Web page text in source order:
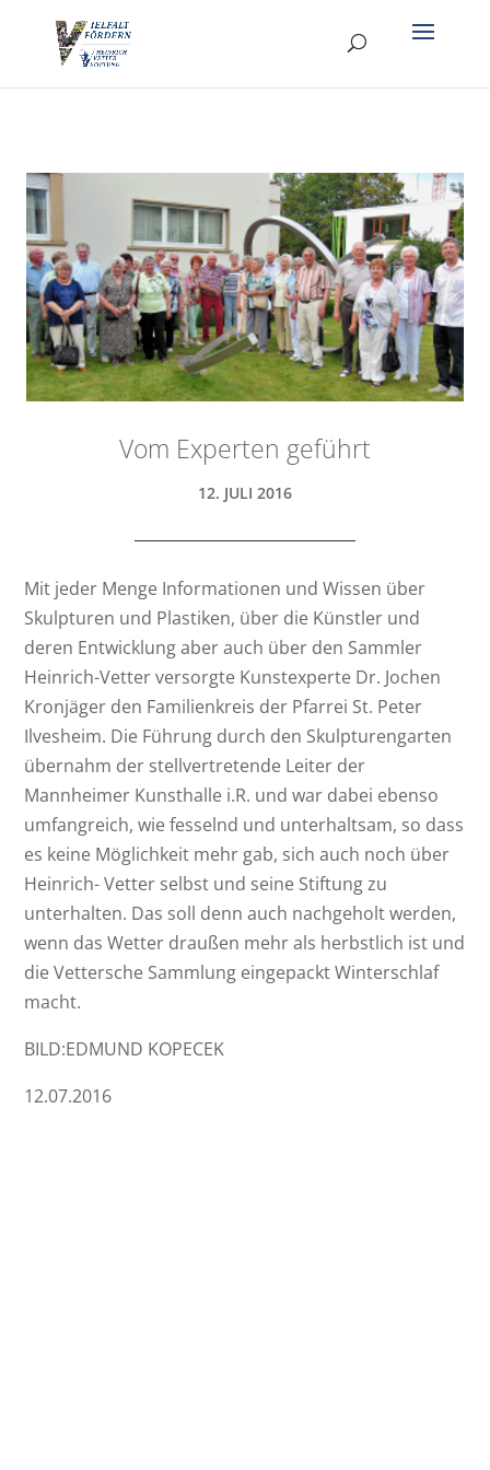
Vom Experten geführt
12. JULI 2016
Mit jeder Menge Informationen und Wissen über
Skulpturen und Plastiken, über die Künstler und
deren Entwicklung aber auch über den Sammler
Heinrich-Vetter versorgte Kunstexperte Dr. Jochen
Kronjäger den Familienkreis der Pfarrei St. Peter
Ilvesheim. Die Führung durch den Skulpturengarten
übernahm der stellvertretende Leiter der
Mannheimer Kunsthalle i.R. und war dabei ebenso
umfangreich, wie fesselnd und unterhaltsam, so dass
es keine Möglichkeit mehr gab, sich auch noch über
Heinrich- Vetter selbst und seine Stiftung zu
unterhalten. Das soll denn auch nachgeholt werden,
wenn das Wetter draußen mehr als herbstlich ist und
die Vettersche Sammlung eingepackt Winterschlaf
macht.
BILD:EDMUND KOPECEK
12.07.2016